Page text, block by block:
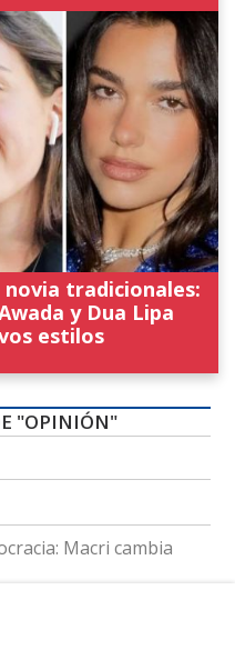
tradicionales:
y Dua Lipa
estilos
"OPINIÓN"
Macri cambia